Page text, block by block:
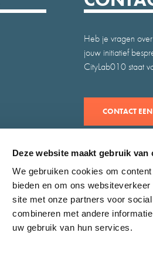
Deze website maakt gebruik van
We gebruiken cookies om
bieden en om ons
site met onze partners voor
combineren met andere
uw gebruik van hun services.
Heb je vragen
jouw initiatief
CityLab010 staat
CONTACT